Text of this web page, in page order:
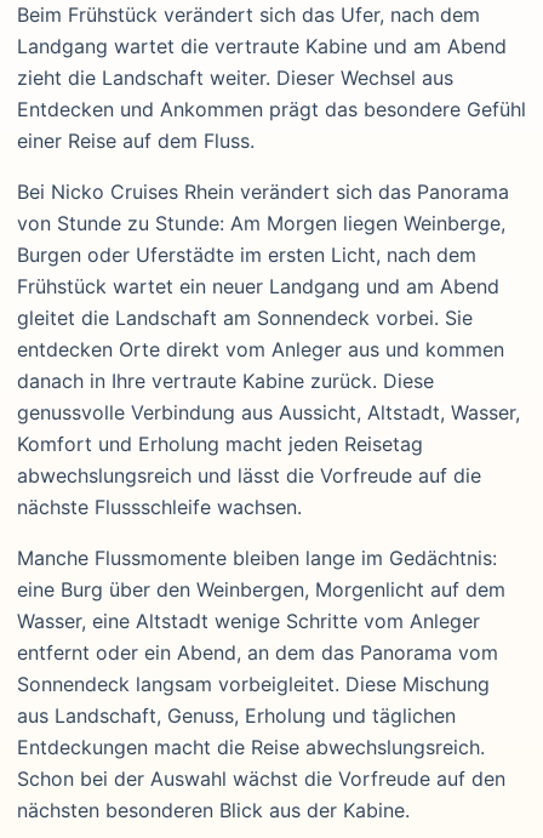
Beim Frühstück verändert sich das Ufer, nach dem
Landgang wartet die vertraute Kabine und am Abend
zieht die Landschaft weiter. Dieser Wechsel aus
Entdecken und Ankommen prägt das besondere Gefühl
einer Reise auf dem Fluss.
Bei Nicko Cruises Rhein verändert sich das Panorama
von Stunde zu Stunde: Am Morgen liegen Weinberge,
Burgen oder Uferstädte im ersten Licht, nach dem
Frühstück wartet ein neuer Landgang und am Abend
gleitet die Landschaft am Sonnendeck vorbei. Sie
entdecken Orte direkt vom Anleger aus und kommen
danach in Ihre vertraute Kabine zurück. Diese
genussvolle Verbindung aus Aussicht, Altstadt, Wasser,
Komfort und Erholung macht jeden Reisetag
abwechslungsreich und lässt die Vorfreude auf die
nächste Flussschleife wachsen.
Manche Flussmomente bleiben lange im Gedächtnis:
eine Burg über den Weinbergen, Morgenlicht auf dem
Wasser, eine Altstadt wenige Schritte vom Anleger
entfernt oder ein Abend, an dem das Panorama vom
Sonnendeck langsam vorbeigleitet. Diese Mischung
aus Landschaft, Genuss, Erholung und täglichen
Entdeckungen macht die Reise abwechslungsreich.
Schon bei der Auswahl wächst die Vorfreude auf den
nächsten besonderen Blick aus der Kabine.